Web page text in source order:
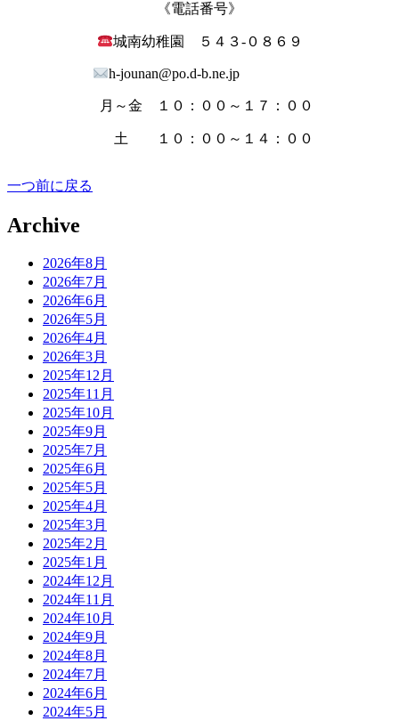
《電話番号》
城南幼稚園 ５４３‐０８６９
h-jounan@po.d-b.ne.jp
月～金 １０：００～１７：００
土 １０：００～１４：００
一つ前に戻る
Archive
2026年8月
2026年7月
2026年6月
2026年5月
2026年4月
2026年3月
2025年12月
2025年11月
2025年10月
2025年9月
2025年7月
2025年6月
2025年5月
2025年4月
2025年3月
2025年2月
2025年1月
2024年12月
2024年11月
2024年10月
2024年9月
2024年8月
2024年7月
2024年6月
2024年5月